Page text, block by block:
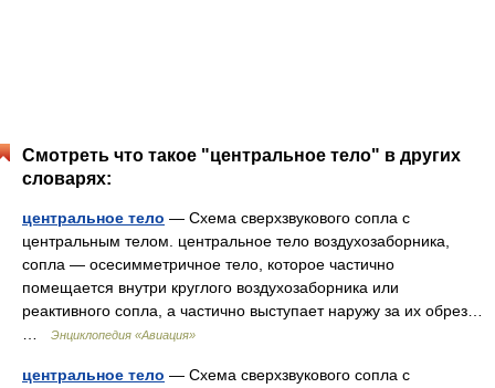
Смотреть что такое "центральное тело" в других
словарях:
центральное тело — Схема сверхзвукового сопла с
центральным телом. центральное тело воздухозаборника,
сопла — осесимметричное тело, которое частично
помещается внутри круглого воздухозаборника или
реактивного сопла, а частично выступает наружу за их обрез…
Энциклопедия «Авиация»
центральное тело — Схема сверхзвукового сопла с